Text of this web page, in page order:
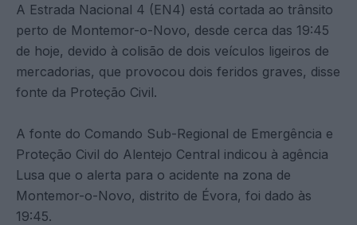
A Estrada Nacional 4 (EN4) está cortada ao trânsito
perto de Montemor-o-Novo, desde cerca das 19:45
de hoje, devido à colisão de dois veículos ligeiros de
mercadorias, que provocou dois feridos graves, disse
fonte da Proteção Civil.
A fonte do Comando Sub-Regional de Emergência e
Proteção Civil do Alentejo Central indicou à agência
Lusa que o alerta para o acidente na zona de
Montemor-o-Novo, distrito de Évora, foi dado às
19:45.